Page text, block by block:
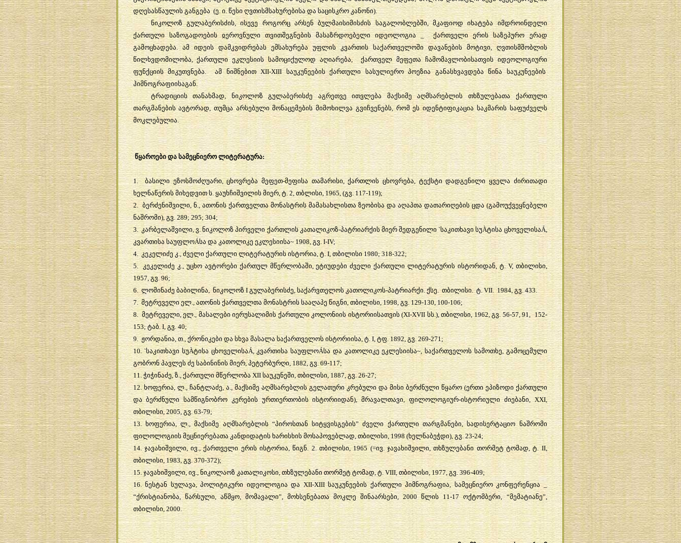
დღესასწაულის განგება(ე. ი. წესი ღვთისმსახურებისა და საცისკრო კანონი).
ნიკოლოზ გულაბერისძის,ისევე როგორც არსენ ბულმაისიმისძის საგალობლებში,მკაფიოდ იხატება
იმდროინდელი
ქართული
საზოგადოების ჲეროვნული თვითშეგნების მასაზრდოებელი იდეოლოგია_ქართველი ერის საზეპურო
ერად
გამოცხადება.ამ იდეის დამკვიდრებას ემსახურება უფლის კვართის საქართველოში დავანების მოტივი,ღვთისმშობლის
წილხვდომილობა,ქართული ეკლესიის სამოციქულოდ აღიარება,ქართველ მეფეთა ჩამომავლობისათვის იდეოლოგიური
ფუნქციის მიკუთვნება.ამ ნიშნებითXII-XIIIსაუკუნეების ქართული სასულიერო პოეზია განასხვავდება წინა საუკუნეების
ჰიმნოგრაფიისაგან.
ტრადიციის
თანახმად, ნიკოლოზ გულაბერისძე აგრეთვე ითვლება მაქსიმე აღმსარებლის თხზულებათა
ქართული
თარგმანების ავტორად, თუმცა არსებული მონაცემების მიმოხილვა გვიჩვენებს, რომ ეს იდენტიფიკაცია საკმარის საფუძველს
მოკლებულია.
წყაროები და სამეცნიერო ლიტერატურა:
1.ბასილი ეზოსმოძღუარი,ცხოვრება მეფეთ-მეფისა თამარისი,ქართლის ცხოვრება,ტექსტი დადგენილი ყველა ძირითადი
ხელნაწერის მიხედვით ს. ყაუხჩიშვილის მიერ,ტ. 2,თბლისი, 1965, (გვ. 117-119);
2.ბერძენიშვილი,ნ.,ათონის ქართველთა მონასტრის მამასახლისთა ზეობისა და აღაპთა დათარიღების ცდა (გამოუქვეყნებელი
ნაშრომი),გვ. 289; 295; 304;
3.კარბელაშვილი,ვ.ნიკოლოზ პირველი ქართლის კათალიკოზ-პატრიარქის მიერ შედგენილი`საკითხავი სუÀტისა ცხოველისაÁ,
კვართისა საუფლოÁსა და კათოლიკე ეკლესიისა~ 1908,გვ. I-IV;
4.კეკელიძე კ.,ძველი ქართული ლიტერატურის ისტორია,ტ. I, თბილისი1980; 318-322;
5.კეკელიძე კ.,უცხო ავტორები ქართულ მწერლობაში,ეტიუდები ძველი ქართული ლიტერატურის ისტორიდან,ტ. V,თბილისი,
1957,გვ. 96;
6.ლომინაძე ბაბილინა,ნიკოლოზIგულაბერისძე,საქარვთელოს კათოლიკოს-პატრიარქი.ქსე.თბილისი.ტ. VII. 1984,გვ. 433.
7.მეტრეველი ელ.,ათონის ქართველთა მონასტრის სააღაპე წიგნი,თბილისი, 1998,გვ. 129-130, 100-106;
8.მეტრეველი,ელ., მასალები იერუსალიმის ქართული კოლონიის ისტორიისათვის(XI-XVIIსს.),თბილისი, 1962,გვ. 56-57, 91, 152-
153;ტაბ. I,გვ. 40;
9.ჟორდანია,თ.,ქრონიკები და სხვა მასალა საქართველოს ისტორიისა,ტ. I,ტფ. 1892, გვ. 269-271;
10. `საკითხავი სუÀტისა ცხოველისაÁ,კვართისა საუფლოÁსა და კათოლიკე ეკლესიისა~,საქართველოს სამოთხე,გამოცემული
გობრონ პავლეს ძე საბინინის მიერ,პეტერბურღი, 1882,გვ. 69-117;
11.ჭიჭინაძე, ზ.,ქართული მწერლობაXII საუკუნეში,თბილისი, 1887,გვ. 26-27;
12.ხოფერია, ლ.,ჩანტლაძე,ა.,მაქსიმე აღმსარებლის გელათური კრებული და მისი ბერძნული წყარო(ერთი ეპიზოდი ქართული
და ბერძნული სამწიგნობრო კერების ურთიერთობის ისტორიიდან),მრავალთავი, ფილოლოგიურ-ისტორიული ძიებანი, XXI,
თბილისი, 2005,გვ. 63-79;
13.ხოფერია,ლ.,მაქსიმე აღმსარებლის“პიროსთან სიტყვისგების”ძველი ქართული თარგმანები,სადისერტაციო ნაშრომი
ფილოლოგიის მეცნიერებათა კანდიდატის ხარისხის მოსაპოვებლად,თბილისი, 1998 (ხელნაბეჭდი),გვ. 23-24;
14.ჯავახიშვილი,ივ.,ქართველი ერის ისტორია,წიგნ. 2.თბილისი, 1965 (=ივ. ჯავახიშვილი,თხზულებანი თორმეტ ტომად,ტ. II,
თბილისი, 1983,გვ. 370-372);
15.ჯავახიშვილი,ივ.,ნიკოლაოზ კათალიკოსი,თხზულებანი თორმეტ ტომად,ტ. VIII, თბილისი, 1977,გვ. 396-409;
16.ნესტან სულავა,პოლიტიკური იდეოლოგია დაXII-XIIIსაუკუნეების ქართული ჰიმნოგრაფია,სამეცნიერო კონფერენცია_
“ქრისტიანობა,წარსული,აწმყო, მომავალი”, მოხსენებათა მოკლე შინაარსები, 2000წლის 11-17ოქტომბერი, “მემატიანე”,
თბილისი, 2000.